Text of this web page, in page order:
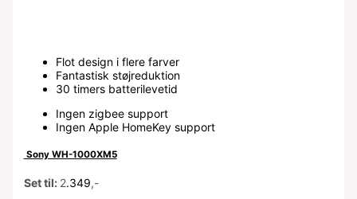
Flot design i flere farver
Fantastisk støjreduktion
30 timers batterilevetid
Ingen zigbee support
Ingen Apple HomeKey support
Sony WH-1000XM5
Set til: 2.349,-